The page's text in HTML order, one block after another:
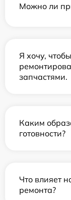
Можно ли
Я хочу,
запчастями.
Каким
готовности?
Что влияет
ремонта?